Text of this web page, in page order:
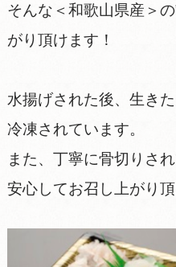
そんな＜和歌山県産＞
がり頂けます！
水揚げされた後、生き
冷凍されています。
また、丁寧に骨切りさ
安心してお召し上がり頂